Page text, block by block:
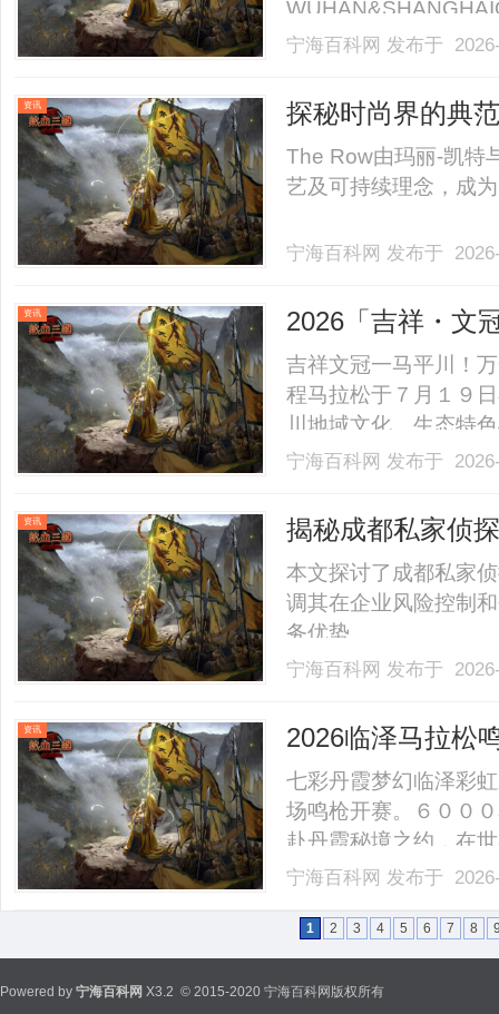
业验光配镜的写字楼
40%-60%优惠，兼顾
宁海百科网 发布于
资讯 探秘时尚界的典
The Row由玛丽-凯特
艺及可持续理念，成
宁海百科网 发布于
资讯 2026「吉祥・文
吉祥文冠一马平川！
程马拉松于７月１９
川地域文化、生态特
题，四海跑友齐聚平
的体育盛宴。本届赛
政.........
宁海百科网 发布于
资讯 揭秘成都私家侦
本文探讨了成都私家
调其在企业风险控制
务优势。......
宁海百科网 发布于
资讯 2026临泽马拉松
七彩丹霞梦幻临泽彩
场鸣枪开赛。６００
赴丹霞秘境之约，在
与竞技激情交织的奔
肃省田径协会指导，
局.........
宁海百科网 发布于
1 2 3 4 5 6 7 8
Powered by 宁海百科网 X3.2 © 2015-2020 宁海百科网版权所有